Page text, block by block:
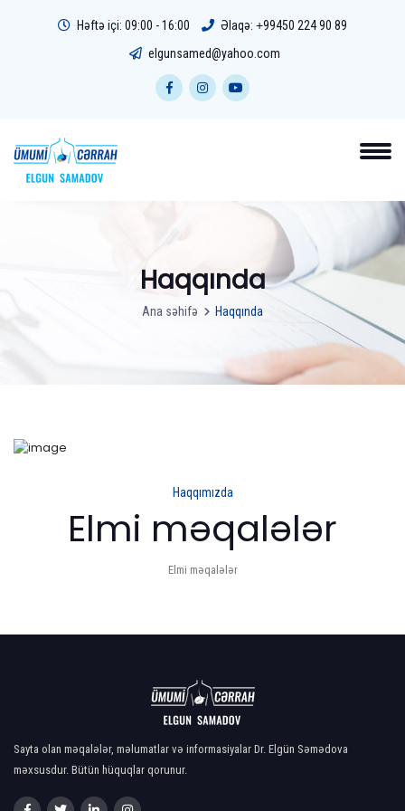
Həftə içi: 09:00 - 16:00 Əlaqə: +99450 224 90 89
elgunsamed@yahoo.com
Haqqında
Ana səhifə Haqqında
Haqqımızda
Elmi məqalələr
Elmi məqalələr
Sayta olan məqalələr, məlumatlar və informasiyalar Dr. Elgün Səmədova
məxsusdur. Bütün hüquqlar qorunur.